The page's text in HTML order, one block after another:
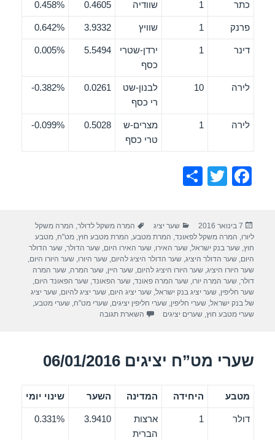
כתר 1 שוודיה 0.4605
0.458%
פרנק 1 שוויץ 3.9332
0.642%
דינר 1
ירדן-שטרי
כסף
5.5494
0.005%
לירה 10
לבנון-שט
רי כסף
0.0261
0.382%-
לירה 1
מצרים-ש
טרי כסף
0.5028
0.099%-
F
e
b
o
o
k
T
er
e
פורסם
בתאריך
7 בינואר 2016 קטגוריות
שער יציג תגיות
המרה משקל לדולר, המרה משקל
ליורו, המרה משקל לפאונד, המרת מטבע, המרת מטבע חוץ,מט"ח,מטבע
חוץ,שער בנק ישראל,שער האירו,שער האירו היום,שער הדולר,שער הדולר
היום,שער הדולר היציג,שער הדולר היציג להיום,שער היורו,שער היורו היום,
שער היורו היציג,שער היורו היציג להיום,שער היין,שער המרה,שער המרה
דולר,שער המרה יורו,שער המרה פאונד,שער הפאונד,שער הפאונד היום,
שער חליפין,שער יציג בנק ישראל,שער יציג היום,שער יציג להיום,שער יציג
של בנק ישראל,שערי חליפין,שערי חליפין יציגים,שערי מט"ח,שערי מטבע,
שערי מטבע חוץ,שערים יציגים השארת תגובה
שערי מט”ח יציגים 06/01/2016
מטבע היחידה המדינה השער שינוי יומי
דולר 1
ארצות
הברית
3.9410
0.331%